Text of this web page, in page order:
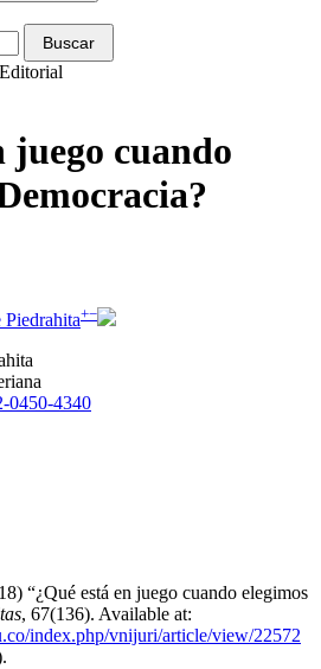
Buscar
Editorial
juego cuando
+−
0450-4340
“¿Qué está en juego cuando elegimos
, 67(136). Available at:
index.php/vnijuri/article/view/22572